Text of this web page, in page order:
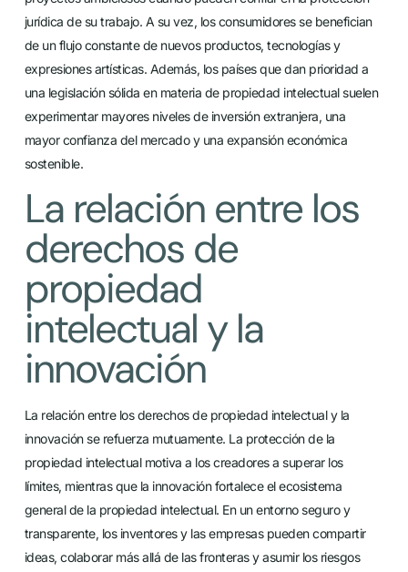
jurídica de su trabajo. A su vez, los consumidores se benefician
de un flujo constante de nuevos productos, tecnologías y
expresiones artísticas. Además, los países que dan prioridad a
una legislación sólida en materia de propiedad intelectual suelen
experimentar mayores niveles de inversión extranjera, una
mayor confianza del mercado y una expansión económica
sostenible.
La relación entre los
derechos de
propiedad
intelectual y la
innovación
La relación entre los derechos de propiedad intelectual y la
innovación se refuerza mutuamente. La protección de la
propiedad intelectual motiva a los creadores a superar los
límites, mientras que la innovación fortalece el ecosistema
general de la propiedad intelectual. En un entorno seguro y
transparente, los inventores y las empresas pueden compartir
ideas, colaborar más allá de las fronteras y asumir los riesgos